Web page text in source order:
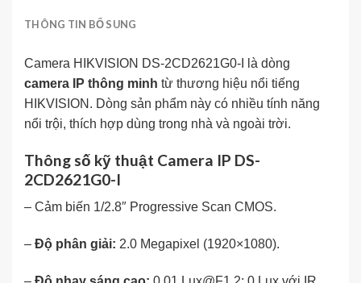
THÔNG TIN BỔ SUNG
Camera HIKVISION DS-2CD2621G0-I là dòng
camera IP thông minh từ thương hiệu nổi tiếng
HIKVISION. Dòng sản phẩm này có nhiều tính năng
nổi trội, thích hợp dùng trong nhà và ngoài trời.
Thông số kỹ thuật Camera IP DS-
2CD2621G0-I
– Cảm biến 1/2.8″ Progressive Scan CMOS.
– Độ phân giải: 2.0 Megapixel (1920×1080).